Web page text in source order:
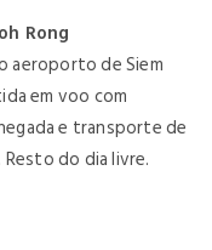
Rong
aeroporto de Siem
em voo com
e transporte de
do dia livre.